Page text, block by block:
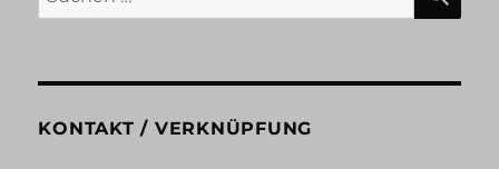
nach:
KONTAKT / VERKNÜPFUNG